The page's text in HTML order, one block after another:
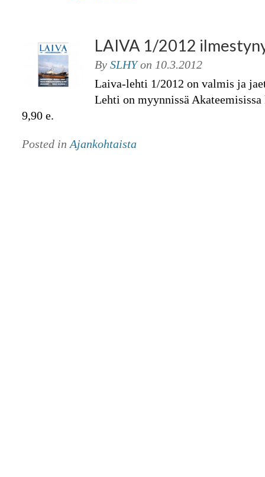
LAIVA 1/2012
By SLHYon 10.3.2012
Laiva-lehti 1/2012 on valmis ja
Lehti on myynnissä
9,90 e.
Posted in Ajankohtaista